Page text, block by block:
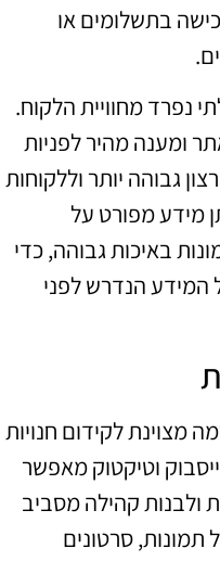
בתשלומים או
נפרד מחוויית הלקוח.
חי באתר ומענה מהיר לפניות
גבוהה יותר וללקוחות
מידע מפורט על
באיכות גבוהה, כדי
המידע הנדרש לפני
מצוינת לקידום חנויות
וטיקטוק מאפשר
ולבנות קהילה מסביב
תמונות, סרטונים